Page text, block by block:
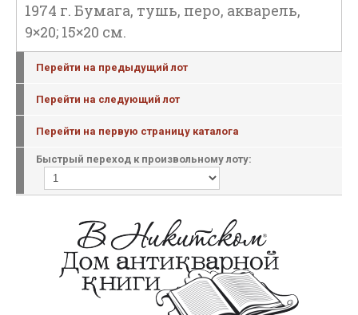
1974 г. Бумага, тушь, перо, акварель,
9×20; 15×20 см.
Перейти на предыдущий лот
Перейти на следующий лот
Перейти на первую страницу каталога
Быстрый переход к произвольному лоту: